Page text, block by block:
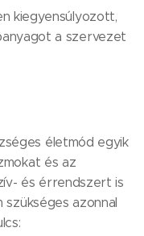
kiegyensúlyozott,
a szervezet
életmód egyik
és az
és érrendszert is
azonnal